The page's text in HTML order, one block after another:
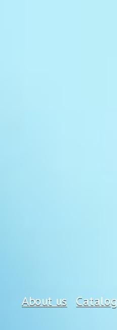
About us Catalog